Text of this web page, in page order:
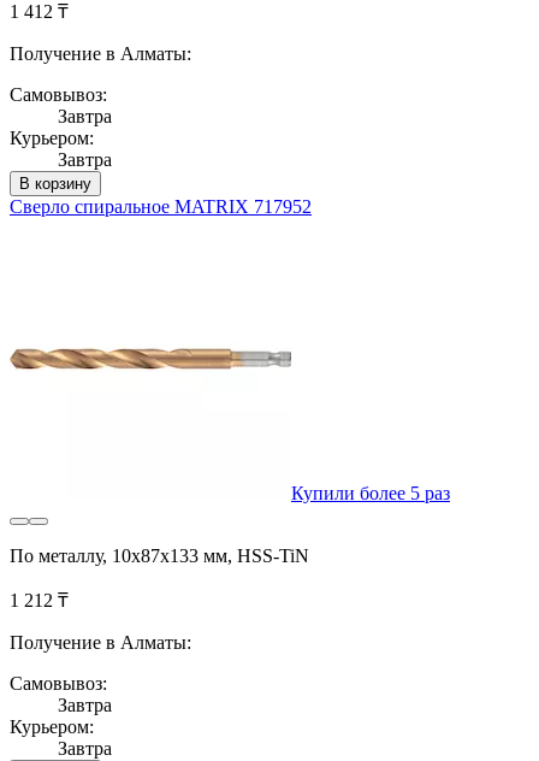
1 412 ₸
Получение в Алматы:
Самовывоз:
Завтра
Курьером:
Завтра
В корзину
Сверло спиральное MATRIX 717952
Купили более 5 раз
По металлу, 10x87x133 мм, HSS-TiN
1 212 ₸
Получение в Алматы:
Самовывоз:
Завтра
Курьером:
Завтра